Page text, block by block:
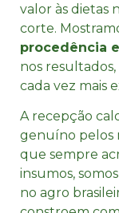
valor às dietas
corte.
procedência
nos
cada vez mais
A recepção
genuíno pelos
que sempre
insumos,
no agro